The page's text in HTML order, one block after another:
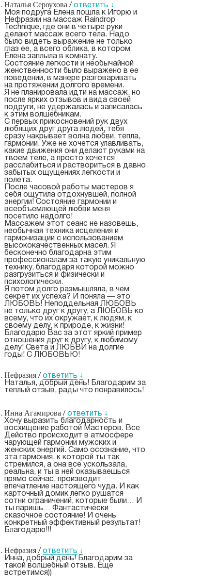
Наталья Сероухова / ответить ↓
Моя подруга Елена пошла к Игорю и
Нефразии на массаж Raindrop
Technique, где они в четыре руки
делают массаж всего тела. Надо
было видеть выражение не только
глаз ее, а всего облика, в котором
Елена заплыла в комнату.
Состояние легкости и необычайной
женственности было выражено в ее
поведении, в манере разговаривать
на протяжении долгого времени.
Я не планировала идти на массаж, но
после ярких отзывов и вида своей
подруги, не удержалась и записалась
к этим волшебникам.
С первых прикосновений рук двух
любящих друг друга людей, тебя
сразу накрывает волна любви, тепла,
гармонии. Уже не хочется улавливать,
какие движения они делают руками на
твоем теле, а просто хочется
расслабиться и раствориться в давно
забытых ощущениях легкости и
полета.
После часовой работы мастеров я
себя ощутила отдохнувшей, полной
энергии! Состояние гармонии и
всеобъемлющей любви меня
посетило надолго!
Массажем этот сеанс не назовешь,
необычная техника исцеления и
гармонизации с использованием
высококачественных масел. Я
бесконечно благодарна этим
профессионалам за такую уникальную
технику, благодаря которой можно
разгрузиться и физически и
психологически.
Я потом долго размышляла, в чем
секрет их успеха? И поняла — это
ЛЮБОВЬ! Неподдельная ЛЮБОВЬ
не только друг к другу, а ЛЮБОВЬ ко
всему, что их окружает, к людям, к
своему делу, к природе, к жизни!
Благодарю Вас за этот яркий пример
отношения друг к другу, к любимому
делу! Света и ЛЮБВИ на долгие
годы! С ЛЮБОВЬЮ!
Нефразия / ответить ↓
Наталья, добрый день! Благодарим за
теплый отзыв, рады что понравилось!
Инна Агамирова / ответить ↓
Хочу выразить благодарность и
восхищение работой Мастеров. Все
Действо происходит в атмосфере
чарующей гармонии мужских и
женских энергий. Само осознание, что
эта гармония, к которой ты так
стремился, а она все ускользала,
реальна, и ты в ней оказываешься
прямо сейчас, производит
впечатление настоящего чуда. И как
карточный домик легко рушатся
сотни ограничений, которые были… И
ты паришь… Фантастически
сказочное состояние! И очень
конкретный эффективный результат!
Благодарю!!!
Нефразия / ответить ↓
Инна, добрый день! Благодарим за
такой волшебный отзыв. Еще
встретимся))